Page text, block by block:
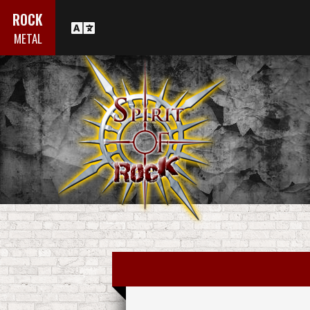
ROCK
METAL